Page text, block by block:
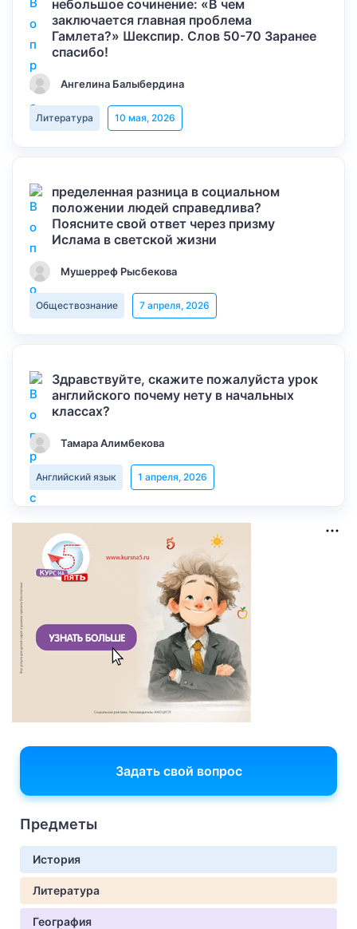
небольшое сочинение: «В чем
заключается главная проблема
Гамлета?» Шекспир. Слов 50-70 Заранее
спасибо!
Ангелина Балыбердина
Литература 10 мая, 2026
пределенная разница в социальном
положении людей справедлива?
Поясните свой ответ через призму
Ислама в светской жизни
Мушерреф Рысбекова
Обществознание 7 апреля, 2026
Здравствуйте, скажите пожалуйста урок
английского почему нету в начальных
классах?
Тамара Алимбекова
Английский язык 1 апреля, 2026
Задать свой вопрос
Предметы
История
Литература
География